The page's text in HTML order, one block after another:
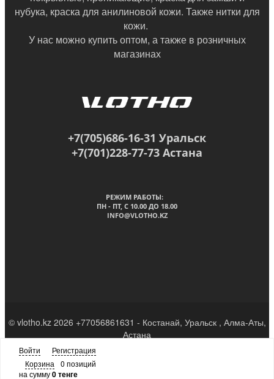
нубука, краска для анилиновой кожи. Также нитки для
кожи.
У нас можно купить оптом, а также в розничных
магазинах
+7(705)686-16-31 Уральск
+7(701)228-77-73 Астана
РЕЖИМ РАБОТЫ:
ПН - ПТ, C 10.00 ДО 18.00
INFO@VLOTHO.KZ
© vlotho.kz 2026 +77056861631 - Костанай, Уральск , Алма-Аты,
Астана
Войти
Регистрация
Корзина
0 позиций
на сумму0 тенге